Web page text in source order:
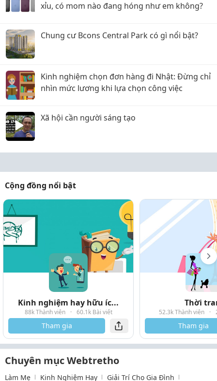
xỉu, có mom nào đang hóng như em không?
Chung cư Bcons Central Park có gì nổi bật?
Kinh nghiệm chọn đơn hàng đi Nhật: Đừng chỉ
nhìn mức lương khi lựa chọn công việc
Xã hội cần người sáng tạo
Cộng đồng nổi bật
Kinh nghiệm hay hữu íc...
88k Thành viên · 60.1k Bài viết
Tham gia
Thời
52.3k Thành viên ·
Tham gia
Chuyên mục Webtretho
Làm Mẹ Kinh Nghiệm Hay Giải Trí Cho Gia Đình